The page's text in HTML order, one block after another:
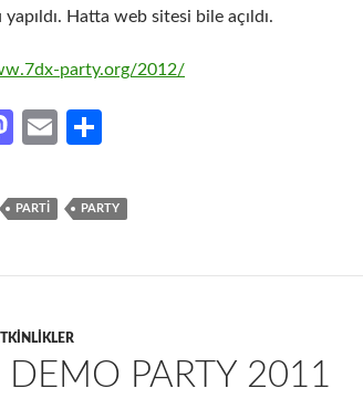
Hatta web sitesi bile açıldı.
party.org/2012/
M
to
o
E
ail ar
PARTI PARTY
DEMO PARTY 2011